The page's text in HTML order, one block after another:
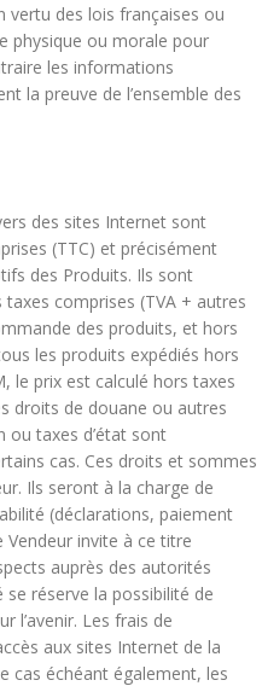
vertu des lois françaises ou
physique ou morale pour
les informations
la preuve de l’ensemble des
des sites Internet sont
(TTC) et précisément
des Produits. Ils sont
comprises (TVA + autres
des produits, et hors
les produits expédiés hors
le prix est calculé hors taxes
droits de douane ou autres
ou taxes d’état sont
cas. Ces droits et sommes
Ils seront à la charge de
(déclarations, paiement
invite à ce titre
auprès des autorités
réserve la possibilité de
l’avenir. Les frais de
aux sites Internet de la
cas échéant également, les